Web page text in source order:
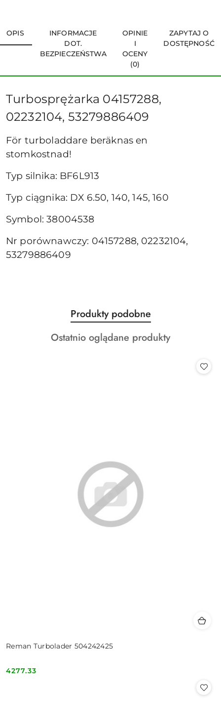
OPIS
INFORMACJE
DOT.
BEZPIECZEŃSTWA
OPINIE
I
OCENY
(0)
ZAPYTAJ O
DOSTĘPNOŚĆ
Turbosprężarka 04157288,
02232104, 53279886409
För turboladdare beräknas en
stomkostnad!
Typ silnika: BF6L913
Typ ciągnika: DX 6.50, 140, 145, 160
Symbol: 38004538
Nr porównawczy: 04157288, 02232104,
53279886409
Pomiń karuzelę produktów
Produkty
o
statusie:
Produkty podobne
Produkty
Ostatnio oglądane produkty
Reman Turbolader 504242425
Cena:
4277.33